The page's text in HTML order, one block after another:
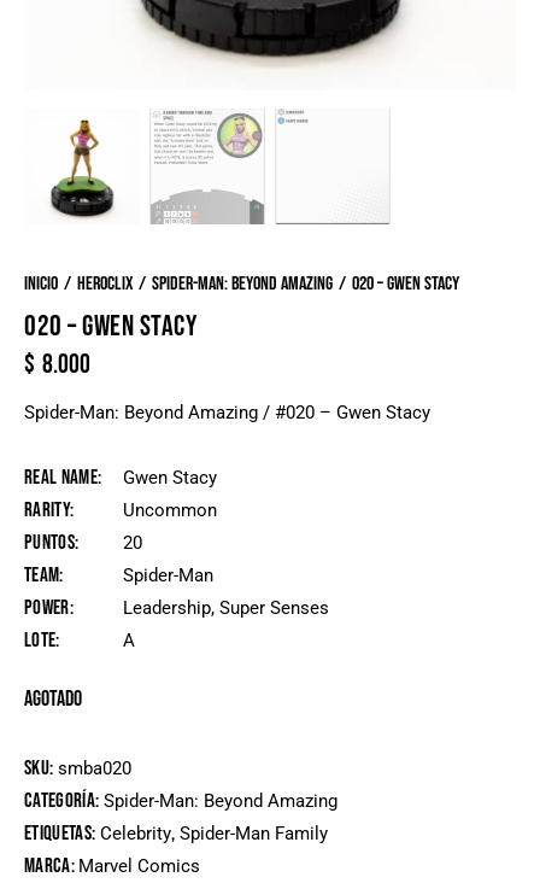
Inicio Heroclix Spider-Man: Beyond Amazing 020 – Gwen Stacy
020 – GWEN STACY
$ 8.000
Spider-Man: Beyond Amazing / #020 – Gwen Stacy
Real Name Gwen Stacy
Rarity Uncommon
Puntos 20
Team Spider-Man
Power Leadership, Super Senses
Lote A
Agotado
SKU: smba020
Categoría: Spider-Man: Beyond Amazing
Etiquetas: Celebrity, Spider-Man Family
Marca: Marvel Comics